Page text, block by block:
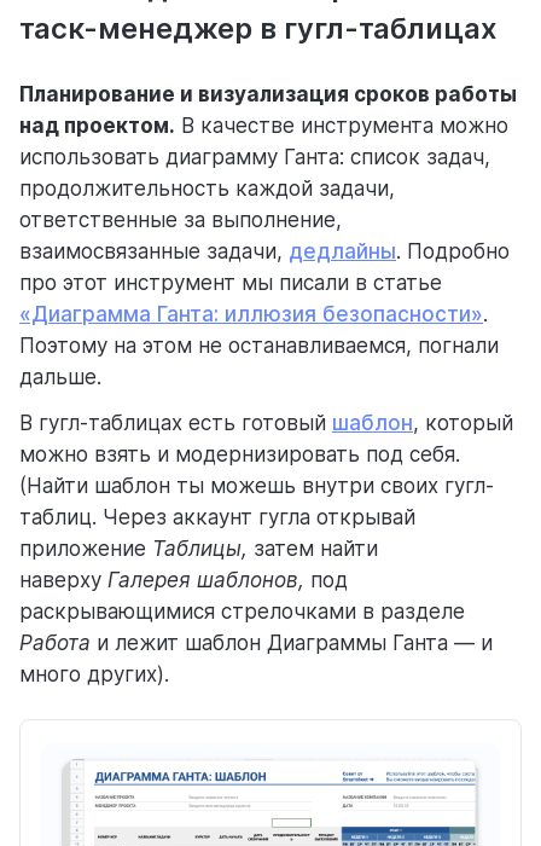
таск-менеджер в гугл-таблицах
Планирование и визуализация сроков работы
над проектом. В качестве инструмента можно
использовать диаграмму Ганта: список задач,
продолжительность каждой задачи,
ответственные за выполнение,
взаимосвязанные задачи, дедлайны. Подробно
про этот инструмент мы писали в статье
«Диаграмма Ганта: иллюзия безопасности».
Поэтому на этом не останавливаемся, погнали
дальше.
В гугл-таблицах есть готовый шаблон, который
можно взять и модернизировать под себя.
(Найти шаблон ты можешь внутри своих гугл-
таблиц. Через аккаунт гугла открывай
приложение Таблицы, затем найти
наверху Галерея шаблонов, под
раскрывающимися стрелочками в разделе
Работа и лежит шаблон Диаграммы Ганта — и
много других).